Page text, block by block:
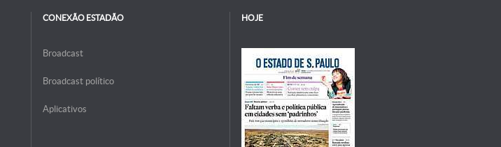
CONEXÃO ESTADÃO
Broadcast
Broadcast político
Aplicativos
HOJE